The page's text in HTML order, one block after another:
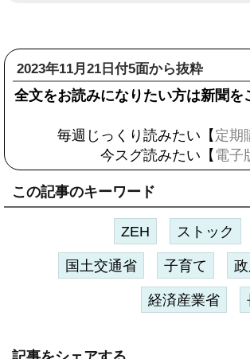
2023年11月21日付5面から抜粋
全文をお読みになりたい方は新聞を
毎週じっくり読みたい【 定期
今スグ読みたい【 電子
この記事のキーワード
ZEH ストック
国土交通省 子育て
経済産業省